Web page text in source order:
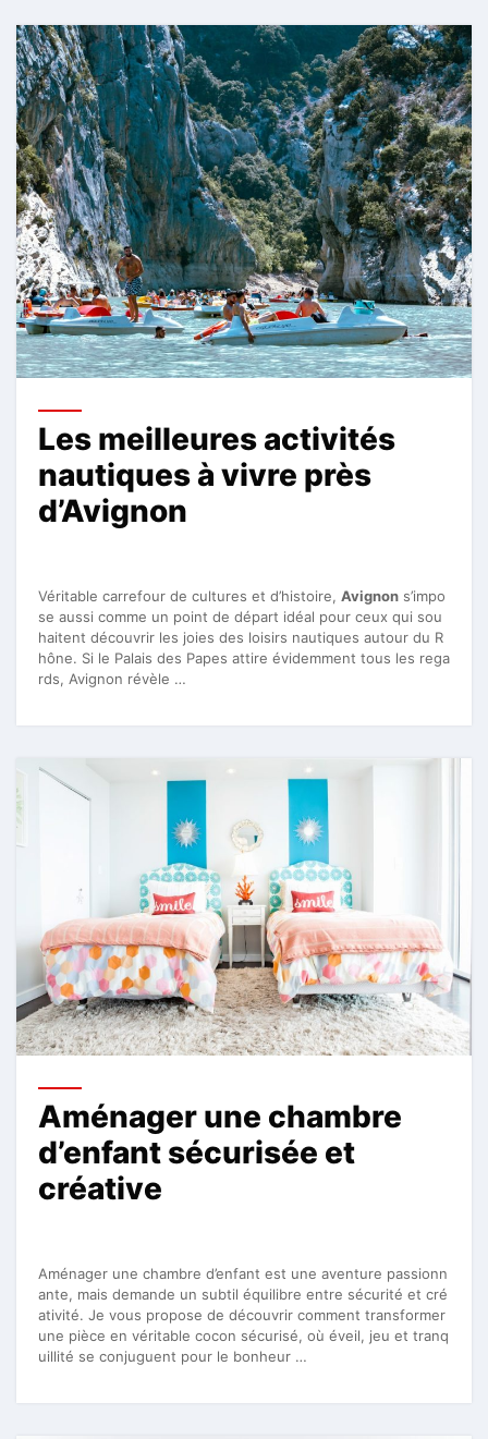
Les meilleures activités
nautiques à vivre près
d’Avignon
Véritable carrefour de cultures et d’histoire, Avignon s’impo
se aussi comme un point de départ idéal pour ceux qui sou
haitent découvrir les joies des loisirs nautiques autour du R
hône. Si le Palais des Papes attire évidemment tous les rega
rds, Avignon révèle …
Aménager une chambre
d’enfant sécurisée et
créative
Aménager une chambre d’enfant est une aventure passionn
ante, mais demande un subtil équilibre entre sécurité et cré
ativité. Je vous propose de découvrir comment transformer
une pièce en véritable cocon sécurisé, où éveil, jeu et tranq
uillité se conjuguent pour le bonheur …